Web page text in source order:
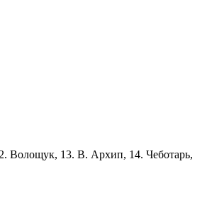
Волощук, 13. В. Архип, 14. Чеботарь,